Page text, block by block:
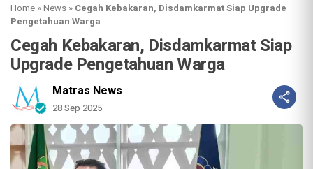
Home »News » Cegah Kebakaran, Disdamkarmat Siap Upgrade
Pengetahuan Warga
Cegah Kebakaran, Disdamkarmat Siap
Upgrade Pengetahuan Warga
Matras News
28 Sep 2025